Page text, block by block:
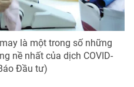
là một trong số những
nề nhất của dịch COVID-
Đầu tư)